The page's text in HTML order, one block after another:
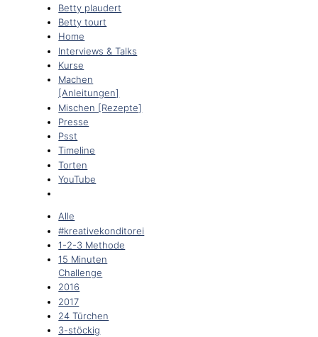
Betty plaudert
Betty tourt
Home
Interviews & Talks
Kurse
Machen
[Anleitungen]
Mischen [Rezepte]
Presse
Psst
Timeline
Torten
YouTube
Alle
#kreativekonditorei
1-2-3 Methode
15 Minuten
Challenge
2016
2017
24 Türchen
3-stöckig